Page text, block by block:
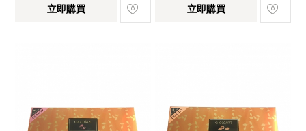
立即購買 立即購買